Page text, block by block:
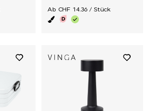
Ab CHF 14.36 / Stück